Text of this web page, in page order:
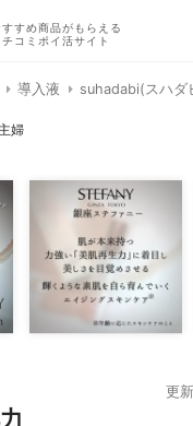
すすめ商品がもらえる
チコミポイ活サイト
導入液 suhadabi(スハダ
婦
更